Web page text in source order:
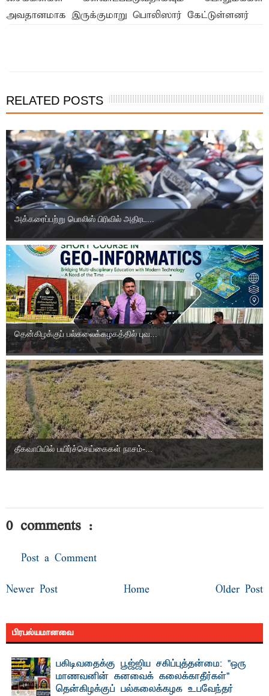
அவதானமாக இருக்குமாறு பொலிஸார் கேட்டுள்ளனர்
RELATED POSTS
அக்கரைப்பற்று பொலிஸ் பிரிவில் அதிரட...
தென்கிழக்குப் பல்கலைக்கழகத்தில் புவ...
தீகவாபியில் பயிர்ச்செய்கைகள் நாசம்-...
0 comments :
Post a Comment
Newer Post Older Post
Home
பிரபல்யமானவை
பகிடிவதைக்கு பூஜ்ஜிய சகிப்புத்தன்மை: "ஒரு
மாணவனின் கனவைக் கலைக்காதீர்கள்" –
தென்கிழக்குப் பல்கலைக்கழக உபவேந்தர்